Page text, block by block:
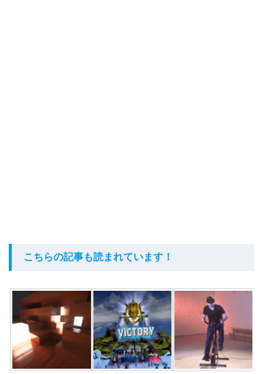
こちらの記事も読まれています！